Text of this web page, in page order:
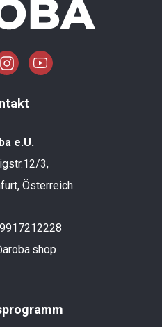
e.U.
3,
Österreich